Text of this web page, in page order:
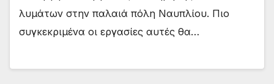
λυμάτων στην παλαιά πόλη Ναυπλίου. Πιο
συγκεκριμένα οι εργασίες αυτές θα…